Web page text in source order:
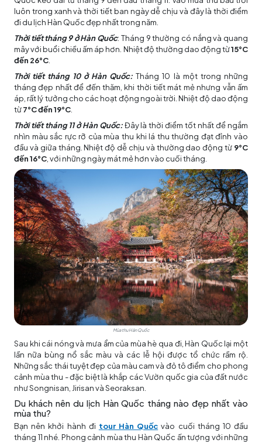
luôn trong xanh và thời tiết ban ngày dễ chịu và đây là thời điểm
đi du lịch Hàn Quốcđẹp nhất trong năm.
Thời tiết tháng 9 ở Hàn Quốc: Tháng 9 thường có nắng và quang
mây với buổi chiều ấm áp hơn. Nhiệt độ thường dao động từ15°C
đến 26°C
Thời tiết tháng 10 ở Hàn Quốc: Tháng 10 là một trong những
tháng đẹp nhất để đến thăm, khi thời tiết mát mẻ nhưng vẫn ấm
áp, rất lý tưởng cho các hoạt động ngoài trời. Nhiệt độ dao động
từ7°C đến 19°C
Thời tiết tháng 11 ở Hàn Quốc:Đây là thời điểm tốt nhất để ngắm
nhìn màu sắc rực rỡ của mùa thu khi lá thu thường đạt đỉnh vào
đầu và giữa tháng. Nhiệt độ dễ chịu và thường dao động từ 9°C
đến 16°C , với những ngày mát mẻ hơn vào cuối tháng.
Mùa thu Hàn Quốc
Sau khi cái nóng và mưa ẩm của mùa hè qua đi, Hàn Quốc lại một
lần nữa bùng nổ sắc màu và các lễ hội được tổ chức rầm rộ.
Những sắc thái tuyệt đẹp của màu cam và đỏ tô điểm cho phong
cảnh mùa thu - đặc biệt là khắp các Vườn quốc gia của đất nước
như Songnisan, Jirisan và Seoraksan.
Du khách nên du lịch Hàn Quốc tháng nào đẹp nhất vào
mùa thu?
Bạn nên khởi hành đi tour Hàn Quốc vào cuối tháng 10 đầu
tháng 11 nhé. Phong cảnh mùa thu Hàn Quốc ấn tượng với những